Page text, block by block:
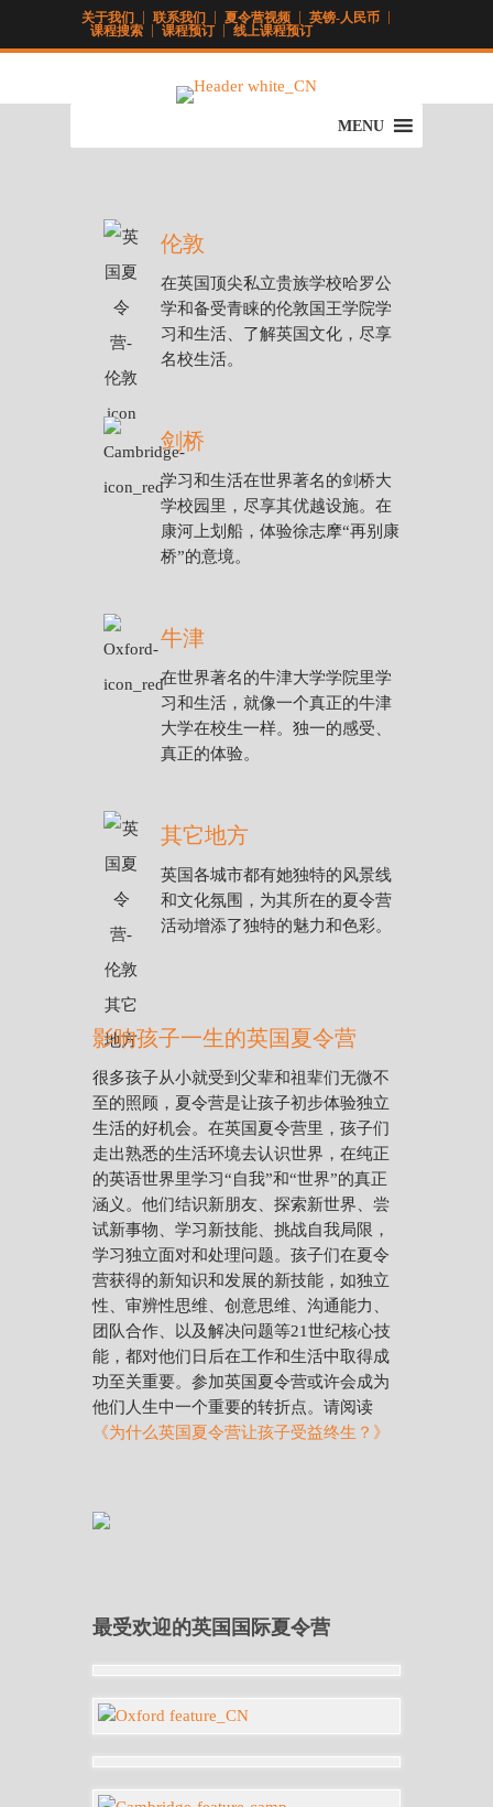
关于我们 联系我们 夏令营视频
英镑-人民币
课程搜索
课程预订 线上课程预订
MENU
伦敦
在英国顶尖私立贵族学校哈罗公
学和备受青睐的伦敦国王学院学
习和生活、了解英国文化，尽享
名校生活。
剑桥
学习和生活在世界著名的剑桥大
学校园里，尽享其优越设施。在
康河上划船，体验徐志摩“再别康
桥”的意境。
牛津
在世界著名的牛津大学学院里学
习和生活，就像一个真正的牛津
大学在校生一样。独一的感受、
真正的体验。
其它地方
英国各城市都有她独特的风景线
和文化氛围，为其所在的夏令营
活动增添了独特的魅力和色彩。
影响孩子一生的英国夏令营
很多孩子从小就受到父辈和祖辈们无微不
至的照顾，夏令营是让孩子初步体验独立
生活的好机会。在英国夏令营里，孩子们
走出熟悉的生活环境去认识世界，在纯正
的英语世界里学习“自我”和“世界”的真正
涵义。他们结识新朋友、探索新世界、尝
试新事物、学习新技能、挑战自我局限，
学习独立面对和处理问题。孩子们在夏令
营获得的新知识和发展的新技能，如独立
性、审辨性思维、创意思维、沟通能力、
团队合作、以及解决问题等21世纪核心技
能，都对他们日后在工作和生活中取得成
功至关重要。参加英国夏令营或许会成为
他们人生中一个重要的转折点。请阅读
《为什么英国夏令营让孩子受益终生？》
最受欢迎的英国国际夏令营